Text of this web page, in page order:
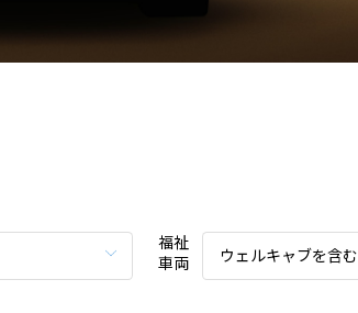
福祉
車両
ウェルキャブを含む